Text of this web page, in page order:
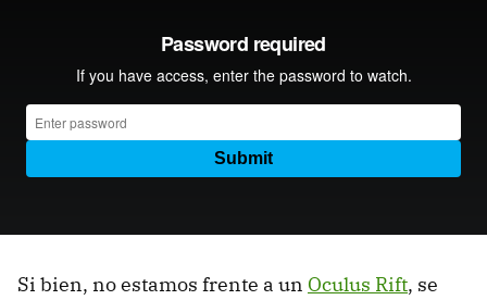
Si bien, no estamos frente a un Oculus Rift, se